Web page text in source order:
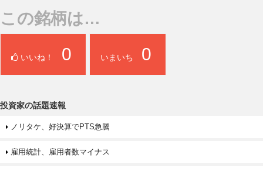
この銘柄は…
いいね！ 0 いまいち 0
投資家の話題速報
ノリタケ、好決算でPTS急騰
雇用統計、雇用者数マイナス